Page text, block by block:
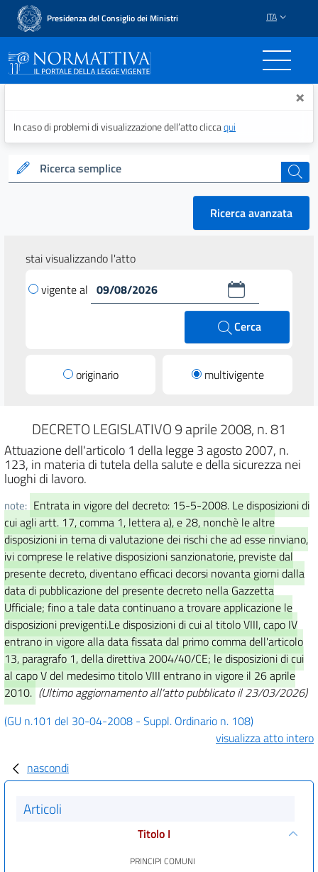
Presidenza del Consiglio dei Ministri ITA
Normattiva - Il portale ×
In caso di problemi di visualizzazione dell’atto cliccaqui
Ricerca semplice cerca
Ricerca avanzata
stai visualizzando l'atto
vigente al
Cerca
originario multivigente
DECRETO LEGISLATIVO 9 aprile 2008, n. 81
Attuazione dell'articolo 1 della legge 3 agosto 2007, n.
123, in materia di tutela della salute e della sicurezza nei
luoghi di lavoro.
note: Entrata in vigore del decreto: 15-5-2008. Le disposizioni di
cui agli artt. 17, comma 1, lettera a), e 28, nonchè le altre
disposizioni in tema di valutazione dei rischi che ad esse rinviano,
ivi comprese le relative disposizioni sanzionatorie, previste dal
presente decreto, diventano efficaci decorsi novanta giorni dalla
data di pubblicazione del presente decreto nella Gazzetta
Ufficiale; fino a tale data continuano a trovare applicazione le
disposizioni previgenti.Le disposizioni di cui al titolo VIII, capo IV
entrano in vigore alla data fissata dal primo comma dell'articolo
13, paragrafo 1, della direttiva 2004/40/CE; le disposizioni di cui
al capo V del medesimo titolo VIII entrano in vigore il 26 aprile
2010. (Ultimo aggiornamento all'atto pubblicato il 23/03/2026)
(GU n.101 del 30-04-2008 - Suppl. Ordinario n. 108)
visualizza atto intero
nascondi
Articoli
Titolo I
PRINCIPI COMUNI